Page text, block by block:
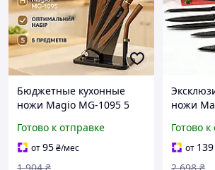
Бюджетные кухонные
ножи Magio MG-1095 5
кухонные ножи,
Кухонный нож
универсальный QS-38
Готово к отправке
от95₴/мес
ножи
TE-97
Готово
от 139